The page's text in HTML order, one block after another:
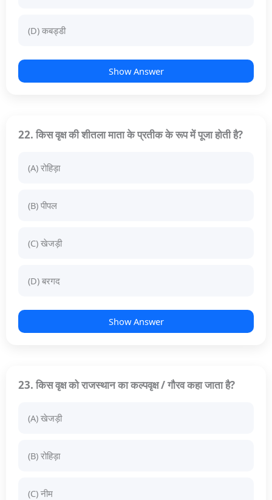
(D) कबड्डी
Show Answer
22. किस वृक्ष की शीतला माता के प्रतीक के रूप में पूजा होती है?
(A) रोहिड़ा
(B) पीपल
(C) खेजड़ी
(D) बरगद
Show Answer
23. किस वृक्ष को राजस्थान का कल्पवृक्ष / गौरव कहा जाता है?
(A) खेजड़ी
(B) रोहिड़ा
(C) नीम